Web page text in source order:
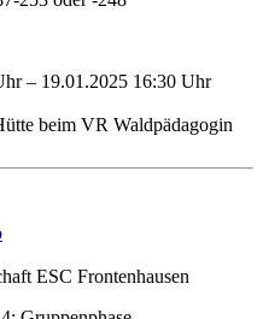
– 19.01.2025 16:30 Uhr
beim VR Waldpädagogin
ESC Frontenhausen